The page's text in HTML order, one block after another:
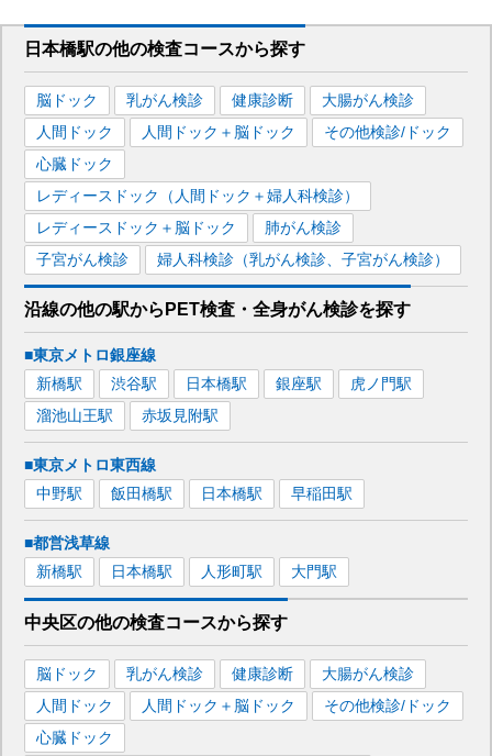
日本橋駅の他の検査コースから探す
脳ドック 乳がん検診 健康診断
大腸がん検診
人間ドック
人間ドック＋脳ドック
その他検診/ドック
心臓ドック
レディースドック（人間ドック＋婦人科検診）
レディースドック＋脳ドック
肺がん検診
子宮がん検診
婦人科検診（乳がん検診、子宮がん検診）
沿線の他の駅から PET検査・全身がん検診を探す
■東京メトロ銀座線
新橋駅 渋谷駅 日本橋駅 銀座駅 虎ノ門駅
溜池山王駅 赤坂見附駅
■東京メトロ東西線
中野駅 飯田橋駅 日本橋駅 早稲田駅
■都営浅草線
新橋駅 日本橋駅 人形町駅 大門駅
中央区の他の検査コースから探す
脳ドック 乳がん検診 健康診断
大腸がん検診
人間ドック
人間ドック＋脳ドック
その他検診/ドック
心臓ドック